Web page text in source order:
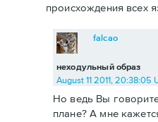
происхождения всех
неходульный образ
falcao
August 11 2011, 20:38:05
Но ведь Вы
плане? А мне